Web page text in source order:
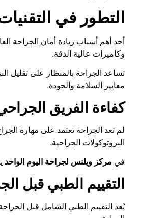
التطور في
أحد أهم أسباب زيادة أمان الجراحة
وكاميرات عالية الدقة.
تساعد الجراحة بالمنظار على تقليل
معايير السلامة والجودة.
كفاءة الفريق
لم تعد الجراحة تعتمد على مهارة
البروتوكولات الجراحية.
في مركز ويلنس لجراحة اليوم الواحد
التقييم الطبي قبل
يُعد التقييم الطبي الشامل قبل